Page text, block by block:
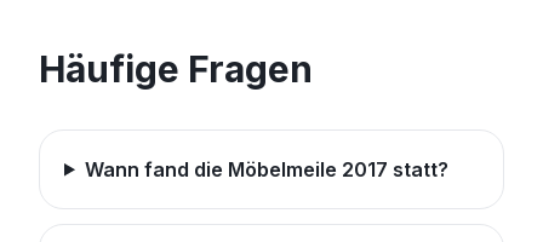
Häufige Fragen
Wann fand die Möbelmeile 2017 statt?